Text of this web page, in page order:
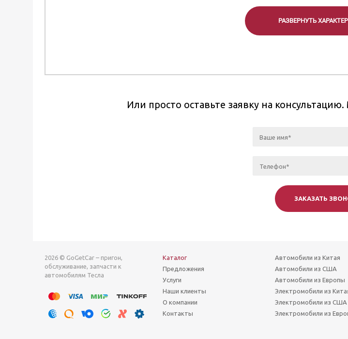
РАЗВЕРНУТЬ
Или просто оставьте заявку на
2026 © GoGetCar – пригон,
обслуживание, запчасти к
автомобилям Тесла
Каталог
Предложения
Услуги
Наши клиенты
О компании
Контакты
Автомобили из Китая
Автомобили из США
Автомобили из Европы
Электромобили из
Электромобили из США
Электромобили из